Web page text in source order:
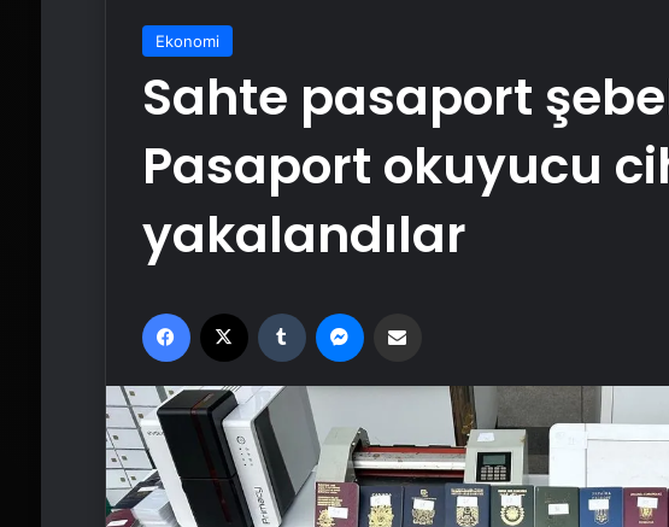
Ekonomi
Sahte pasaport
Pasaport okuyucu
yakalandılar
Facebook Tumblr